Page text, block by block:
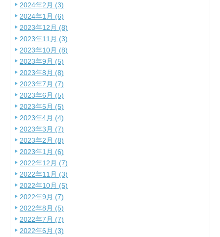
2024年2月 (3)
2024年1月 (6)
2023年12月 (8)
2023年11月 (3)
2023年10月 (8)
2023年9月 (5)
2023年8月 (8)
2023年7月 (7)
2023年6月 (5)
2023年5月 (5)
2023年4月 (4)
2023年3月 (7)
2023年2月 (8)
2023年1月 (6)
2022年12月 (7)
2022年11月 (3)
2022年10月 (5)
2022年9月 (7)
2022年8月 (5)
2022年7月 (7)
2022年6月 (3)